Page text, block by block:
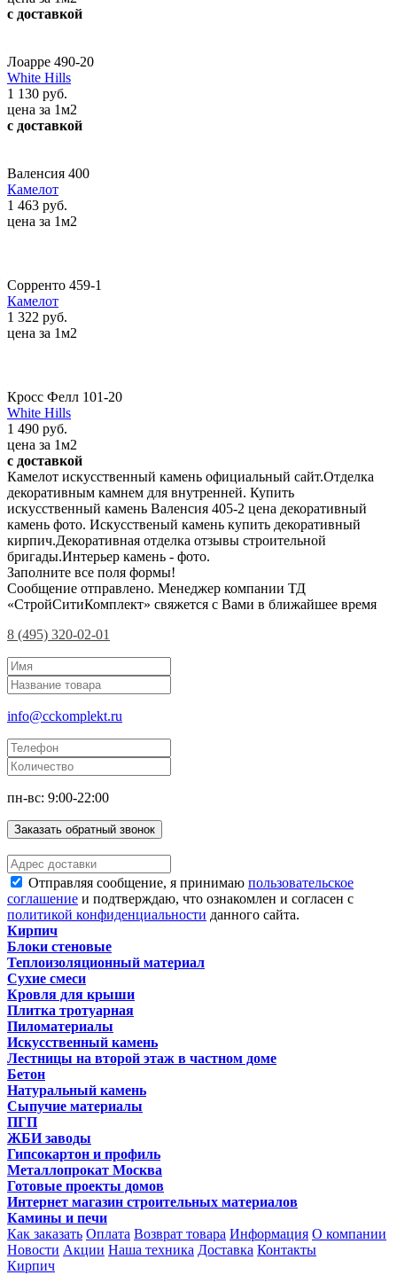
с доставкой
Лоарре 490-20
White Hills
1 130 руб.
цена за 1м2
с доставкой
Валенсия 400
Камелот
1 463 руб.
цена за 1м2
Сорренто 459-1
Камелот
1 322 руб.
цена за 1м2
Кросс Фелл 101-20
White Hills
1 490 руб.
цена за 1м2
с доставкой
Камелот искусственный камень официальный сайт.Отделка
декоративным камнем для внутренней. Купить
искусственный камень Валенсия 405-2 цена декоративный
камень фото. Искусственый камень купить декоративный
кирпич.Декоративная отделка отзывы строительной
бригады.Интерьер камень - фото.
Заполните все поля формы!
Сообщение отправлено. Менеджер компании ТД
«СтройСитиКомплект» свяжется с Вами в ближайшее время
8 (495) 320-02-01
info@cckomplekt.ru
пн-вс: 9:00-22:00
Заказать обратный звонок
Отправляя сообщение, я принимаю пользовательское
соглашение и подтверждаю, что ознакомлен и согласен с
политикой конфиденциальности данного сайта.
Кирпич
Блоки стеновые
Теплоизоляционный материал
Сухие смеси
Кровля для крыши
Плитка тротуарная
Пиломатериалы
Искусственный камень
Лестницы на второй этаж в частном доме
Бетон
Натуральный камень
Сыпучие материалы
ПГП
ЖБИ заводы
Гипсокартон и профиль
Металлопрокат Москва
Готовые проекты домов
Интернет магазин строительных материалов
Камины и печи
Как заказать Оплата Возврат товара Информация О компании
Новости Акции Наша техника Доставка Контакты
Кирпич